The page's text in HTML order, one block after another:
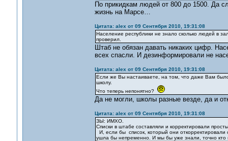
По прикидкам людей от 800 до 1500. Да
жизнь на Марсе…
Цитата: alex от 09 Сентября 2010, 19:31:08
Население республики не знало сколько людей в
проверил.
Штаб не обязан давать никаких цифр.
всех спасли. И дезинформировали не
Цитата: alex от 09 Сентября 2010, 19:31:08
Если же Вы настаиваете, на том, что даже Вам
школу.
Что теперь непонятно?
Да не могли, школы разные везде, да и
Цитата: alex от 09 Сентября 2010, 19:31:08
ЗЫ: ИМХО.
Списки в штабе составляли и корректировали
И, если бы список, который они
ушла бы непременно. И мы бы уже знали, точно кто